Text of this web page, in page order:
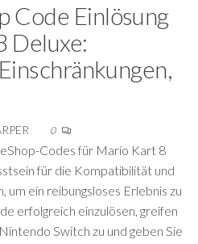
Code Einlösung
Deluxe:
0
Codes für Mario Kart 8
für die Kompatibilität und
um ein reibungsloses Erlebnis zu
erfolgreich einzulösen, greifen
Switch zu und geben Sie